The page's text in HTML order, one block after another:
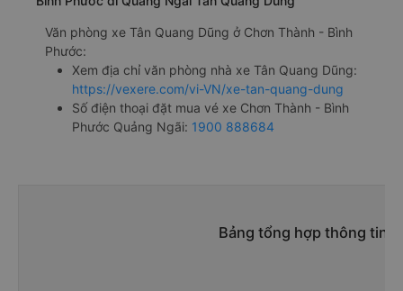
bình là 3.7/5 dựa trên 2999 đánh giá của khách hàng đã
trải nghiệm dịch vụ của nhà xe này.
h. Thông tin liên hệ, đặt mua vé xe khách từ Chơn Thành -
Bình Phước đi Quảng Ngãi Tân Quang Dũng
Văn phòng xe Tân Quang Dũng ở Chơn Thành - Bình
Phước:
Xem địa chỉ văn phòng nhà xe Tân Quang Dũng: